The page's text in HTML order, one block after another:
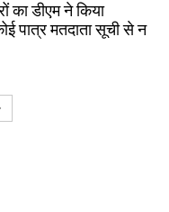
का डीएम ने किया
पात्र मतदाता सूची से न